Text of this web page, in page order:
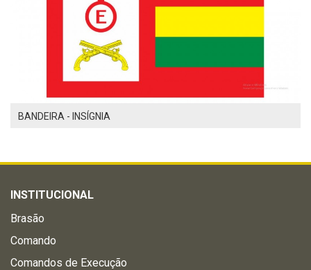
BANDEIRA - INSÍGNIA
INSTITUCIONAL
Brasão
Comando
Comandos de Execução